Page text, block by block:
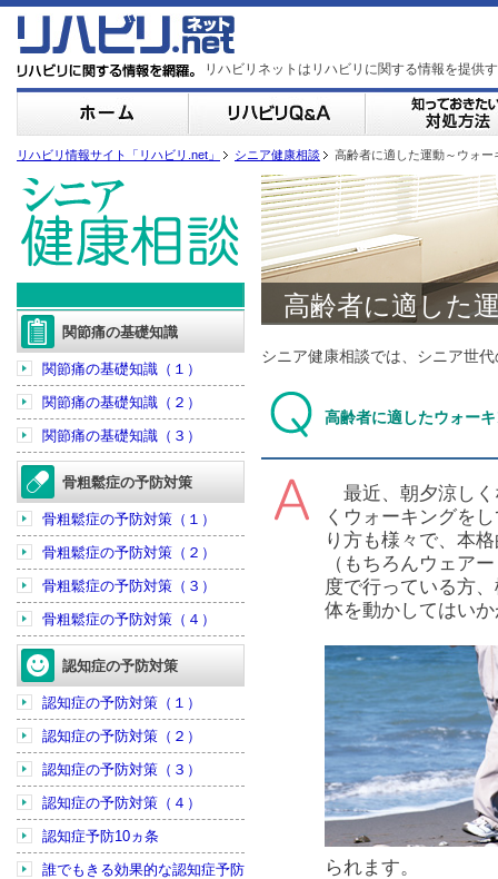
リハビリネットはリハビリに関する情報を提供
リハビリ情報サイト「リハビリ.net」 シニア健康相談 高齢者に適した運動～ウォ
関節痛の基礎知識
関節痛の基礎知識（１）
関節痛の基礎知識（２）
関節痛の基礎知識（３）
骨粗鬆症の予防対策
骨粗鬆症の予防対策（１）
骨粗鬆症の予防対策（２）
骨粗鬆症の予防対策（３）
骨粗鬆症の予防対策（４）
認知症の予防対策
認知症の予防対策（１）
認知症の予防対策（２）
認知症の予防対策（３）
認知症の予防対策（４）
認知症予防10ヵ条
誰でもきる効果的な認知症予防
高齢者に適した
シニア健康相談では、シニア世
高齢者に適したウォー
最近、朝夕涼しく
くウォーキングを
り方も様々で、本
（もちろんウェア
度で行っている方
体を動かしてはい
られます。